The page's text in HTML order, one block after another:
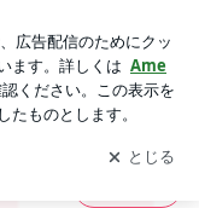
術師・日本舞踊家】
を受け取りまし
開く